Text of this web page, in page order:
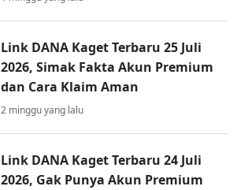
Link DANA Kaget Terbaru 25 Juli
2026, Simak Fakta Akun Premium
dan Cara Klaim Aman
2 minggu yang lalu
Link DANA Kaget Terbaru 24 Juli
2026, Gak Punya Akun Premium